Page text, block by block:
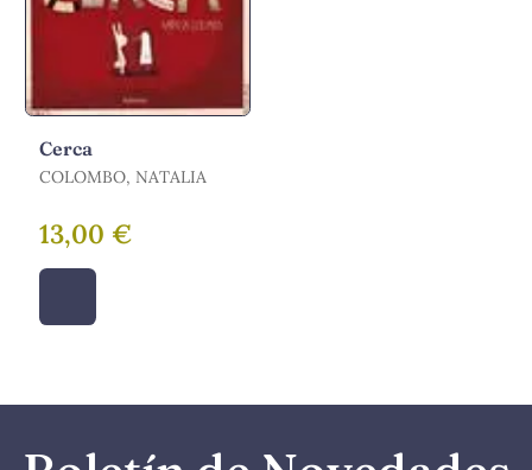
Cerca
COLOMBO, NATALIA
13,00 €